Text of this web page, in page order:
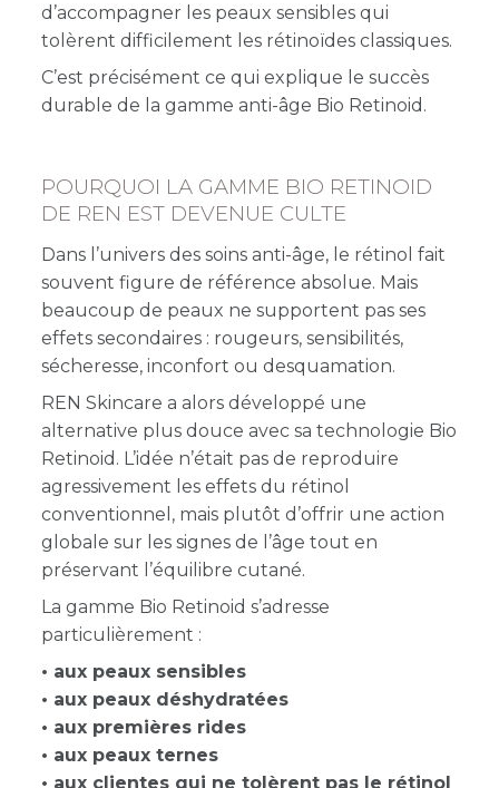
d’accompagner les peaux sensibles qui
tolèrent difficilement les rétinoïdes classiques.
C’est précisément ce qui explique le succès
durable de la gamme anti-âge Bio Retinoid.
POURQUOI LA GAMME BIO RETINOID
DE REN EST DEVENUE CULTE
Dans l’univers des soins anti-âge, le rétinol fait
souvent figure de référence absolue. Mais
beaucoup de peaux ne supportent pas ses
effets secondaires : rougeurs, sensibilités,
sécheresse, inconfort ou desquamation.
REN Skincare a alors développé une
alternative plus douce avec sa technologie Bio
Retinoid. L’idée n’était pas de reproduire
agressivement les effets du rétinol
conventionnel, mais plutôt d’offrir une action
globale sur les signes de l’âge tout en
préservant l’équilibre cutané.
La gamme Bio Retinoid s’adresse
particulièrement :
• aux peaux sensibles
• aux peaux déshydratées
• aux premières rides
• aux peaux ternes
• aux clientes qui ne tolèrent pas le rétinol